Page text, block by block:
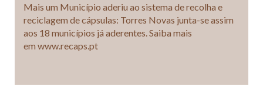
Mais um Município aderiu ao sistema de recolha e
reciclagem de cápsulas: Torres Novas junta-se assim
aos 18 municípios já aderentes. Saiba mais
em www.recaps.pt